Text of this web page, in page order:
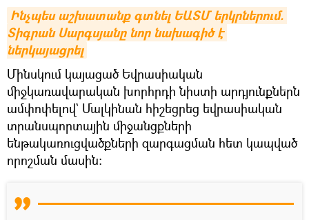
Ինչպես աշխատանք գտնել ԵԱՏՄ երկրներում.
Տիգրան Սարգսյանը նոր նախագիծ է
ներկայացրել
Մինսկում կայացած Եվրասիական
միջկառավարական խորհրդի նիստի արդյունքներն
ամփոփելով` Մալկինան հիշեցրեց եվրասիական
տրանսպորտային միջանցքների
ենթակառուցվածքների զարգացման հետ կապված
որոշման մասին։